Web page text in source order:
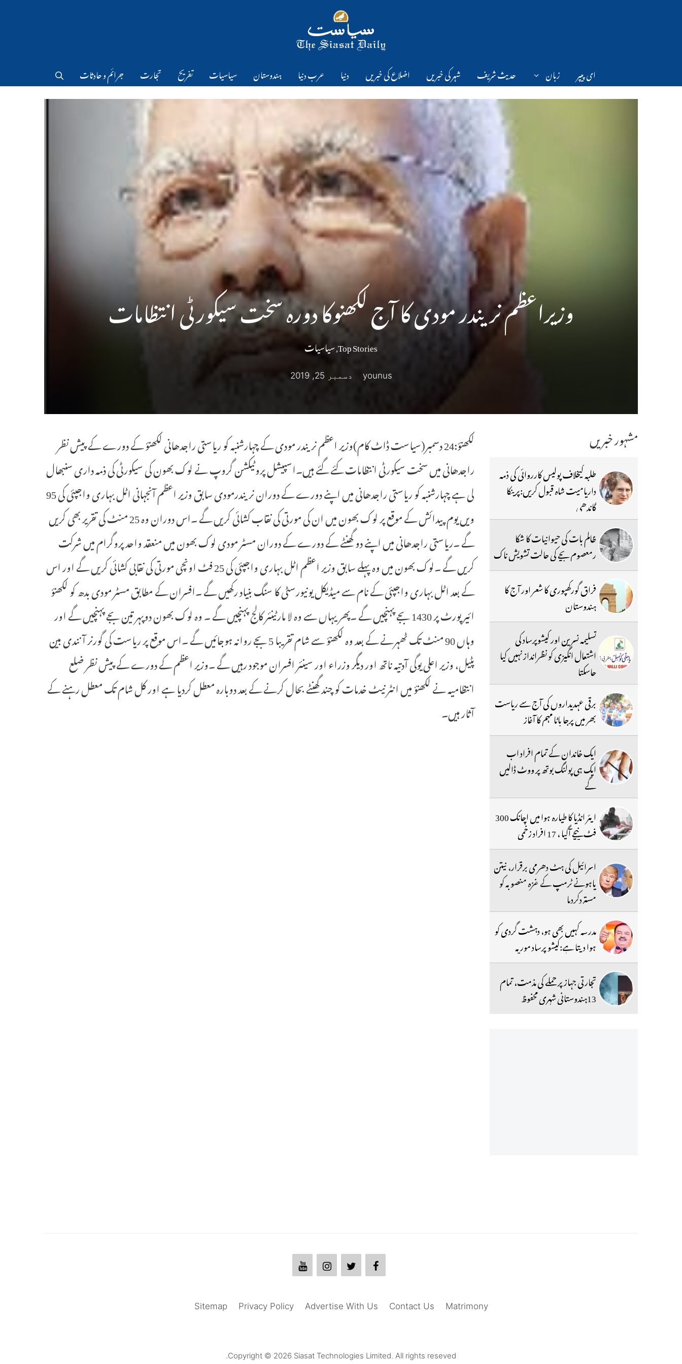
ای پیپر زبان حدیث شریف شہر کی خبریں اضلاع کی خبریں دنیا عرب دنیا ہندوستان سیاسیات تفریح تجارت جرائم و حادثات
وزیراعظم نریندر مودی کا آج لکھنوکا دورہ سخت سیکورٹی انتظامات
Top Stories
,سیاسیات
younus دسمبر 25, 2019
لکھنؤ:24 دسمبر(سیاست ڈاٹ کام)وزیر اعظم نریندر مودی کے چہارشنبہ کو ریاستی راجدھانی لکھنؤ کے دورے کے پیش نظر
راجدھانی میں سخت سیکورٹی انتظامات کئے گئے ہیں۔اسپیشل پروٹیکشن گروپ نے لوک بھون کی سیکورٹی کی ذمہ داری سنبھال
لی ہے چہارشنبہ کو ریاستی راجدھانی میں اپنے دورے کے دوران نریندرمودی سابق وزیر اعظم آنجہانی اٹل بہاری واجپئی کی 95
ویں یوم پیدائش کے موقع پر لوک بھون میں ان کی مورتی کی نقاب کشائی کریں گے ۔اس دوران وہ 25 منٹ کی تقریر بھی کریں
گے ۔ریاستی راجدھانی میں اپنے دو گھنٹے کے دورے کے دوران مسٹر مودی لوک بھون میں منعقد واحد پروگرام میں شرکت
کریں گے ۔لوک بھون میں وہ پہلے سابق وزیر اعظم اٹل بہاری واجپئی کی 25 فٹ اونچی مورتی کی نقابی کشائی کریں گے اور اس
کے بعد اٹل بہاری واجپئی کے نام سے میڈیکل یونیورسٹی کا سنگ بنیاد رکھیں گے ۔افسران کے مطابق مسٹر مودی بدھ کو لکھنؤ
ائیر پورٹ پر 1430 بجے پہنچیں گے ۔پھر یہاں سے وہ لا مارٹینئر کالج پہنچیں گے ۔ وہ لوک بھون دوپہر تین بجے پہنچیں گے اور
وہاں 90 منٹ تک ٹھہرنے کے بعد وہ لکھنؤ سے شام تقریبا 5 بجے روانہ ہوجائیں گے ۔اس موقع پر ریاست کی گورنر آنندی بین
پٹیل، وزیر اعلی یوگی آدتیہ ناتھ اور دیگر وزراء اور سینئر افسران موجود رہیں گے ۔وزیر اعظم کے دورے کے پیش نظر ضلع
انتظامیہ نے لکھنؤ میں انٹر نیٹ خدمات کو چند گھنٹے بحال کرنے کے بعد دوبارہ معطل کردیا ہے اور کل شام تک معطل رہنے کے
آثار ہیں۔
مشہور خبریں
طلبہ کیخلاف پولیس کارروائی کی ذمہ
داریامیت شاہ قبول کریں:پرینکا
گاندھی
ظالم بات کی حیوانیات کا شکا
رمعصوم بچے کی حالت تشویش ناک
فراق گورکھپوری کا شعر اور آج کا
ہندوستان
تسلیمہ نسرین اور کیشوپرساد کی
اشتعال انگیزی کو نظرانداز نہیں کیا
جاسکتا
برقی عہدیداروں کی آج سے ریاست
بھر میں پرجا باٹا مہم کا آغاز
ایک خاندان کے تمام افراد اب
ایک ہی پولنگ بوتھ پر ووٹ ڈالیں
گے
ایئر انڈیا کا طیارہ ہوا میں اچانک 300
فٹ نیچے آگیا ، 17 افراد زخمی
اسرائیل کی ہٹ دھرمی برقرار، نیتن
یاہونے ٹرمپ کے غزہ منصوبہ کو
مستردکردیا
مدرسہ کہیں بھی ہو، دہشت گردی کو
ہوا دیتا ہے:کیشو پرساد موریہ
تجارتی جہاز پر حملے کی مذمت، تمام
13ہندوستانی شہری محفوظ
Matrimony
Contact Us
Advertise With Us
Privacy Policy
Sitemap
Copyright © 2026 Siasat Technologies Limited. All rights reseved.